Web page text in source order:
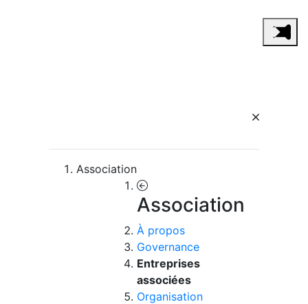
Association
Association
À propos
Governance
Entreprises
associées
Organisation